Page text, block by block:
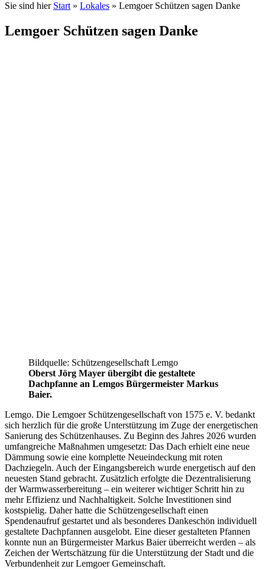
Sie sind hier Start » Lokales » Lemgoer Schützen sagen Danke
Lemgoer Schützen sagen Danke
Bildquelle: Schützengesellschaft Lemgo
Oberst Jörg Mayer übergibt die gestaltete
Dachpfanne an Lemgos Bürgermeister Markus
Baier.
Lemgo. Die Lemgoer Schützengesellschaft von 1575 e. V. bedankt
sich herzlich für die große Unterstützung im Zuge der energetischen
Sanierung des Schützenhauses. Zu Beginn des Jahres 2026 wurden
umfangreiche Maßnahmen umgesetzt: Das Dach erhielt eine neue
Dämmung sowie eine komplette Neueindeckung mit roten
Dachziegeln. Auch der Eingangsbereich wurde energetisch auf den
neuesten Stand gebracht. Zusätzlich erfolgte die Dezentralisierung
der Warmwasserbereitung – ein weiterer wichtiger Schritt hin zu
mehr Effizienz und Nachhaltigkeit. Solche Investitionen sind
kostspielig. Daher hatte die Schützengesellschaft einen
Spendenaufruf gestartet und als besonderes Dankeschön individuell
gestaltete Dachpfannen ausgelobt. Eine dieser gestalteten Pfannen
konnte nun an Bürgermeister Markus Baier überreicht werden – als
Zeichen der Wertschätzung für die Unterstützung der Stadt und die
Verbundenheit zur Lemgoer Gemeinschaft.